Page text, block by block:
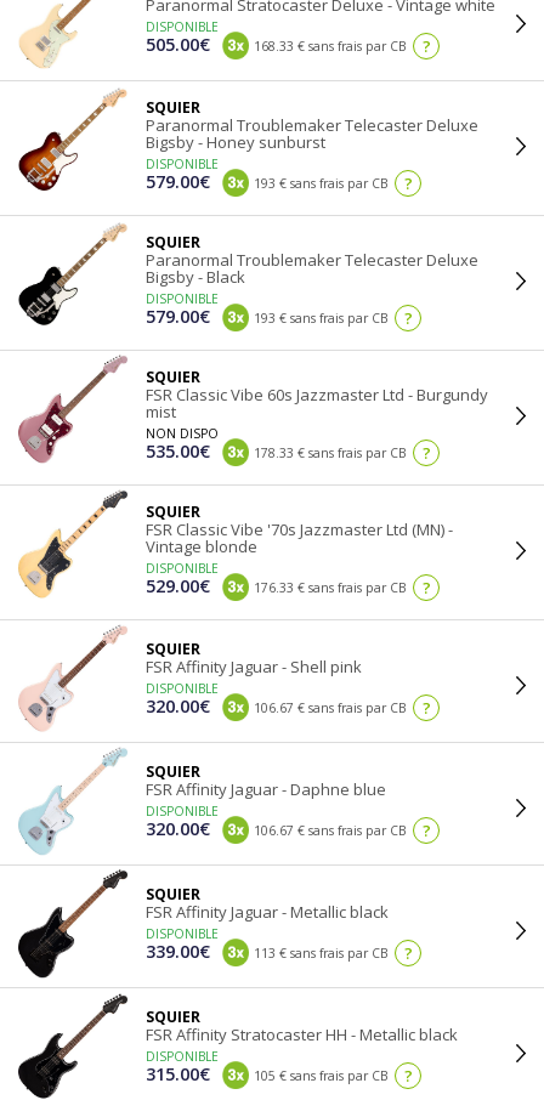
Paranormal Stratocaster Deluxe - Vintage white
DISPONIBLE
505.00€ 168.33 € sans frais par CB ?
SQUIER
Paranormal Troublemaker Telecaster Deluxe
Bigsby - Honey sunburst
DISPONIBLE
579.00€ 193 € sans frais par CB ?
SQUIER
Paranormal Troublemaker Telecaster Deluxe
Bigsby - Black
DISPONIBLE
579.00€ 193 € sans frais par CB ?
SQUIER
FSR Classic Vibe 60s Jazzmaster Ltd - Burgundy
mist
NON DISPO
535.00€ 178.33 € sans frais par CB ?
SQUIER
FSR Classic Vibe '70s Jazzmaster Ltd (MN) -
Vintage blonde
DISPONIBLE
529.00€ 176.33 € sans frais par CB ?
SQUIER
FSR Affinity Jaguar - Shell pink
DISPONIBLE
320.00€ 106.67 € sans frais par CB ?
SQUIER
FSR Affinity Jaguar - Daphne blue
DISPONIBLE
320.00€ 106.67 € sans frais par CB ?
SQUIER
FSR Affinity Jaguar - Metallic black
DISPONIBLE
339.00€ 113 € sans frais par CB ?
SQUIER
FSR Affinity Stratocaster HH - Metallic black
DISPONIBLE
315.00€ 105 € sans frais par CB ?